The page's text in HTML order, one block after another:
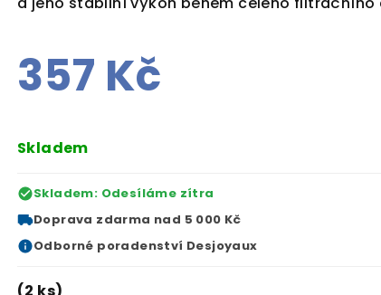
357 Kč
cena:
Skladem
Skladem: Odesíláme zítra
Doprava zdarma nad 5 000 Kč
Odborné poradenství Desjoyaux
(2 ks)